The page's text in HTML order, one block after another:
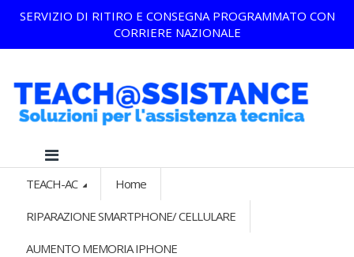
SERVIZIO DI RITIRO E CONSEGNA PROGRAMMATO CON
CORRIERE NAZIONALE
TEACH-AC Home
RIPARAZIONE SMARTPHONE/ CELLULARE
AUMENTO MEMORIA IPHONE